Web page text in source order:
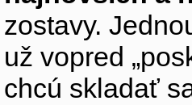
zostavy.
už vopred
chcú skladať